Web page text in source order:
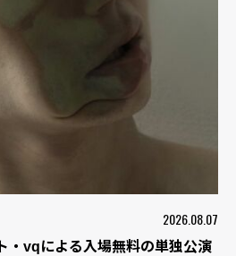
2026.08.07
・vqによる入場無料の単独公演